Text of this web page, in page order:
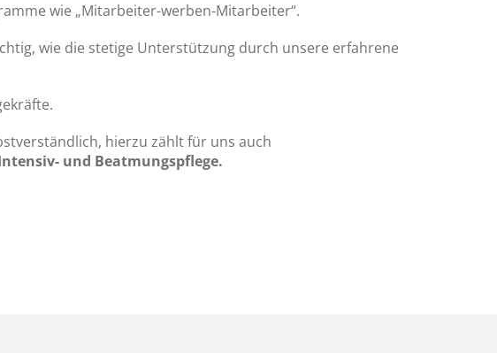
wie „Mitarbeiter-werben-Mitarbeiter“.
wie die stetige Unterstützung durch unsere erfahrene
hierzu zählt für uns auch
und Beatmungspflege.